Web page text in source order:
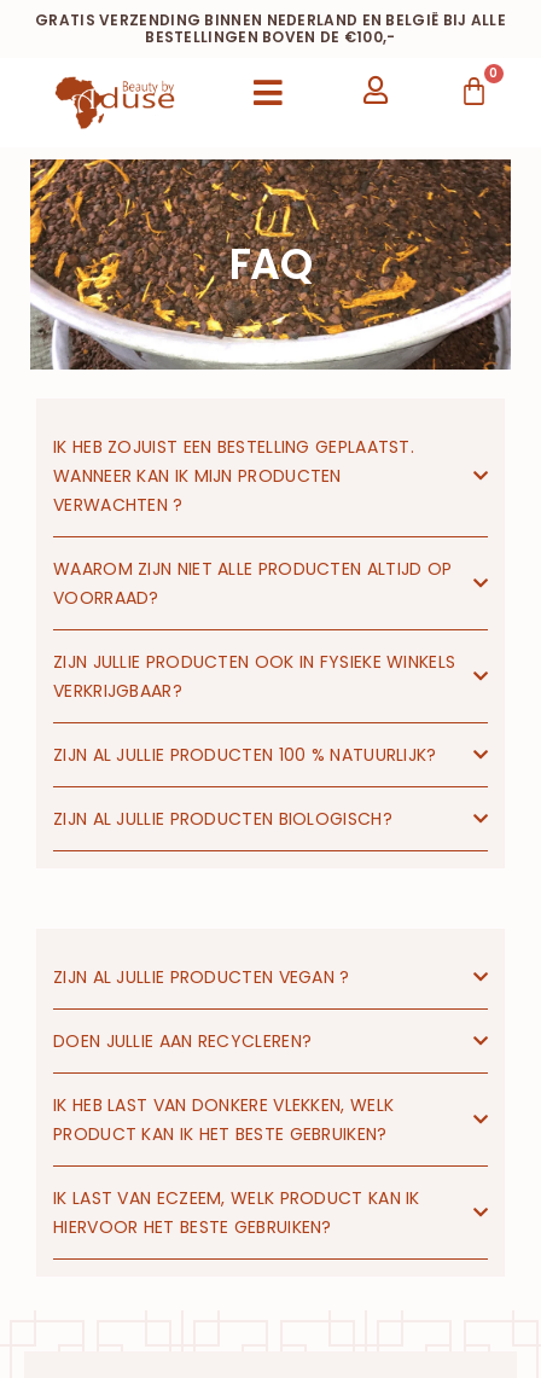
GRATIS VERZENDING BINNEN NEDERLAND EN BELGIË BIJ ALLE
BESTELLINGEN BOVEN DE €100,-
0
FAQ
IK HEB ZOJUIST EEN BESTELLING GEPLAATST.
WANNEER KAN IK MIJN PRODUCTEN
VERWACHTEN ?
WAAROM ZIJN NIET ALLE PRODUCTEN ALTIJD OP
VOORRAAD?
ZIJN JULLIE PRODUCTEN OOK IN FYSIEKE WINKELS
VERKRIJGBAAR?
ZIJN AL JULLIE PRODUCTEN 100 % NATUURLIJK?
ZIJN AL JULLIE PRODUCTEN BIOLOGISCH?
ZIJN AL JULLIE PRODUCTEN VEGAN ?
DOEN JULLIE AAN RECYCLEREN?
IK HEB LAST VAN DONKERE VLEKKEN, WELK
PRODUCT KAN IK HET BESTE GEBRUIKEN?
IK LAST VAN ECZEEM, WELK PRODUCT KAN IK
HIERVOOR HET BESTE GEBRUIKEN?